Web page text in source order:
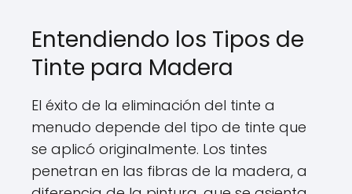
Entendiendo los Tipos de
Tinte para Madera
El éxito de la eliminación del tinte a
menudo depende del tipo de tinte que
se aplicó originalmente. Los tintes
penetran en las fibras de la madera, a